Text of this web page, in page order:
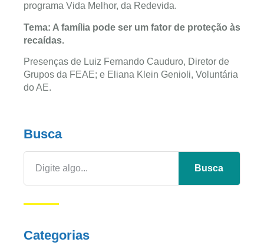
programa Vida Melhor, da Redevida.
Tema: A família pode ser um fator de proteção às
recaídas.
Presenças de Luiz Fernando Cauduro, Diretor de
Grupos da FEAE; e Eliana Klein Genioli, Voluntária
do AE.
Busca
Busca
Categorias